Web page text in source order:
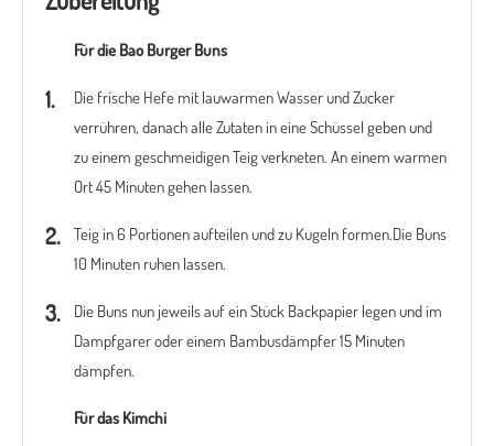
Für die Bao Burger Buns
Die frische Hefe mit lauwarmen Wasser und Zucker
verrühren, danach alle Zutaten in eine Schüssel geben und
zu einem geschmeidigen Teig verkneten. An einem warmen
Ort 45 Minuten gehen lassen.
Teig in 6 Portionen aufteilen und zu Kugeln formen.Die Buns
10 Minuten ruhen lassen.
Die Buns nun jeweils auf ein Stück Backpapier legen und im
Dampfgarer oder einem Bambusdämpfer 15 Minuten
dämpfen.
Für das Kimchi